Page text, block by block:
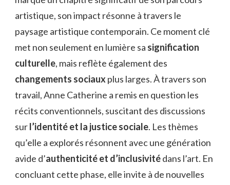
artistique, son impact résonne à travers le
paysage artistique contemporain. Ce moment clé
met non seulement en lumière sa signification
culturelle, mais reflète également des
changements sociaux plus larges. À travers son
travail, Anne Catherine a remis en question les
récits conventionnels, suscitant des discussions
surl’identité et la justice sociale. Les thèmes
qu’elle a explorés résonnent avec une génération
avide d’authenticité et d’inclusivitédans l’art. En
concluant cette phase, elle invite à de nouvelles